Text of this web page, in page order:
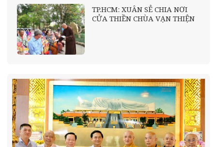
TP.HCM: XUÂN SẺ CHIA NƠI
CỬA THIỀN CHÙA VẠN THIỆN